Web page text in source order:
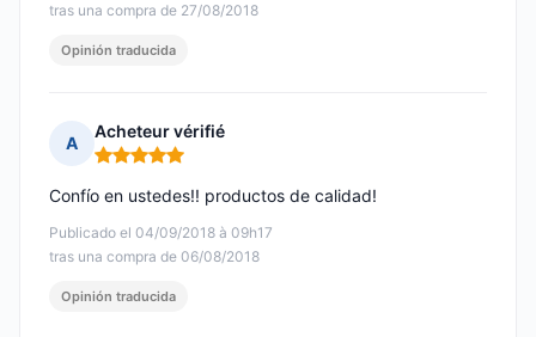
tras una compra de 27/08/2018
Opinión traducida
A
Acheteur vérifié
Nota: 5 de 5
Publicado el 04/09/2018 à 09h17
tras una compra de 06/08/2018
Confío en ustedes!! productos de calidad!
Opinión traducida